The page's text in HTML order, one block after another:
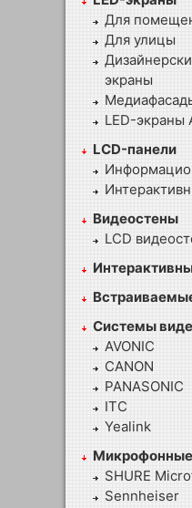
Для
Для улицы
экраны
LED-экраны
LCD-панели
Видеостены
LCD
Системы
AVONIC
CANON
PANASONIC
ITC
Yealink
SHURE
Sennheiser